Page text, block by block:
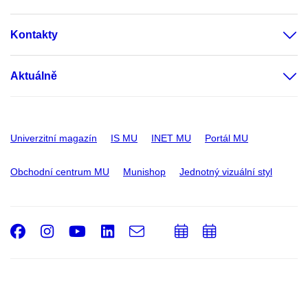
Kontakty
Aktuálně
Univerzitní magazín IS MU INET MU Portál MU
Obchodní centrum MU Munishop Jednotný vizuální styl
Facebook
Instagram
Youtube
LinkedIn
e-
PřidatPřidat